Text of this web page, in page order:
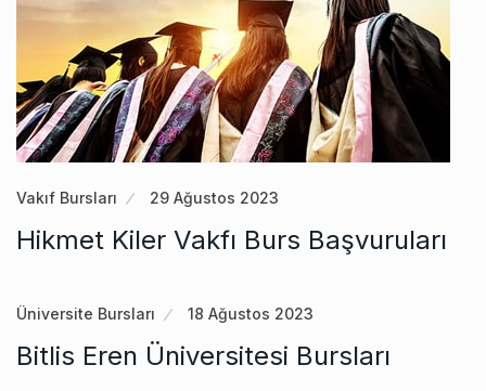
Vakıf Bursları 29 Ağustos 2023
Hikmet Kiler Vakfı Burs Başvuruları
Üniversite Bursları 18 Ağustos 2023
Bitlis Eren Üniversitesi Bursları